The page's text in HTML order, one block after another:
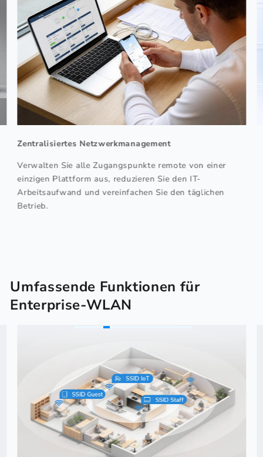
Umfassende Funktionen für
Enterprise-WLAN